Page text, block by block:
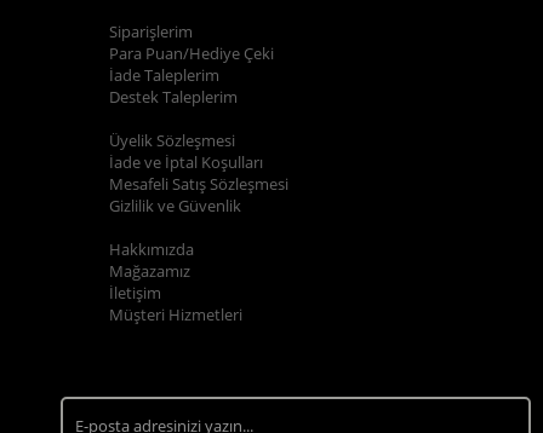
Siparişlerim
Para Puan/Hediye Çeki
İade Taleplerim
Destek Taleplerim
Üyelik Sözleşmesi
İade ve İptal Koşulları
Mesafeli Satış Sözleşmesi
Gizlilik ve Güvenlik
Hakkımızda
Mağazamız
İletişim
Müşteri Hizmetleri